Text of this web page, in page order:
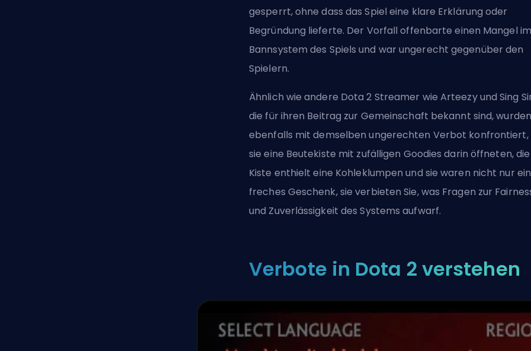
gesperrt, ohne dass das Spiel eine klare Erklärung oder
Begründung lieferte. Der Vorfall offenbarte einen Mangel im
Bannsystem des Spiels und war ungerecht gegenüber den
Spielern.
Ähnlich wie andere Dota 2 Streamer wie Arteezy und Sing
die für ihren Beitrag zur Gemeinschaft bekannt sind, wurden
ebenfalls mit demselben ungerechten Verbot konfrontiert,
sie eine Beutekiste mit zufälligen Goodies darin öffneten, die
Kiste enthielt eine Kohleklumpen und sie waren nicht nur ein
freches Geschenk, sie verbieten Sie, was Fragen zur
und Zuverlässigkeit des Systems aufwarf.
Verbote in Dota 2 verstehen